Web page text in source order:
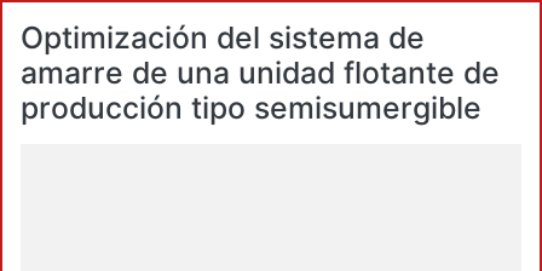
Optimización del sistema de
amarre de una unidad flotante de
producción tipo semisumergible